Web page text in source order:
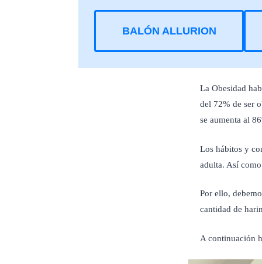
BALÓN ALLURION
La Obesidad
del 72% de ser
se aumenta al
Los hábitos y
adulta. Así
Por ello,
cantidad de
A continuación